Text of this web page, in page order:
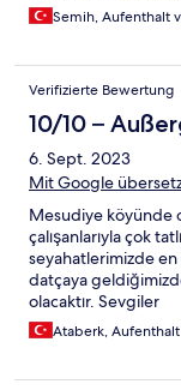
Semih, Aufenthalt
Verifizierte Bewertung
10/10 –
6. Sept. 2023
Mit Google
Mesudiye köyünde
çalışanlarıyla çok
seyahatlerimizde
datçaya
olacaktır. Sevgiler
Ataberk,